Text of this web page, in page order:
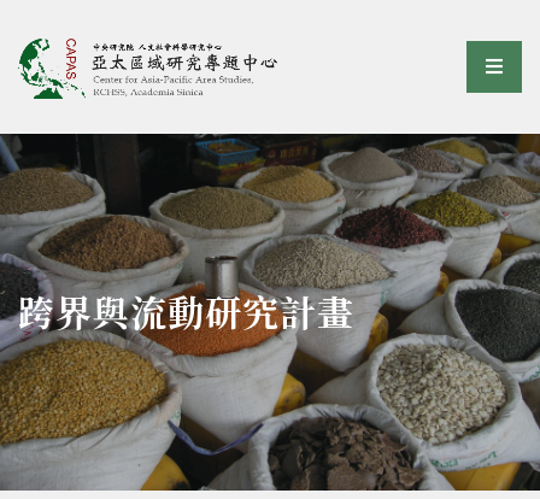
亞太區域研究專題中心選
:::
跨界與流動研究計畫